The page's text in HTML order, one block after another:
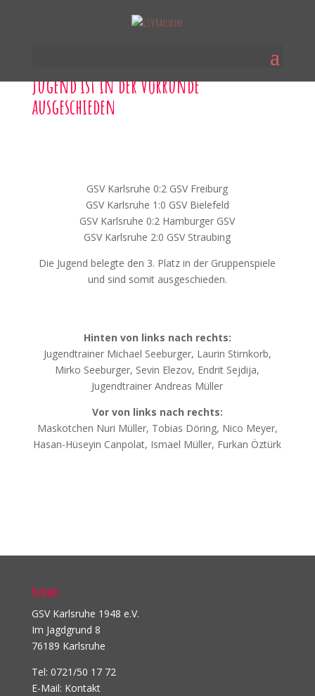
Jugend ist in der Vorrunde
ausgeschieden
GSV Karlsruhe 0:2 GSV Freiburg
GSV Karlsruhe 1:0 GSV Bielefeld
GSV Karlsruhe 0:2 Hamburger GSV
GSV Karlsruhe 2:0 GSV Straubing
Die Jugend belegte den 3. Platz in der Gruppenspiele
und sind somit ausgeschieden.
Hinten von links nach rechts:
Jugendtrainer Michael Seeburger, Laurin Stirnkorb,
Mirko Seeburger, Sevin Elezov, Endrit Sejdija,
Jugendtrainer Andreas Müller
Vor von links nach rechts:
Maskotchen Nuri Müller, Tobias Döring, Nico Meyer,
Hasan-Hüseyin Canpolat, Ismael Müller, Furkan Öztürk
Kontakt
GSV Karlsruhe 1948 e.V.
Im Jagdgrund 8
76189 Karlsruhe
Tel: 0721/50 17 72
E-Mail: Kontakt